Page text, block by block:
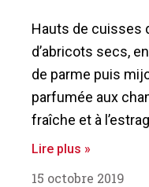
Hauts de cuisses
d’abricots secs,
de parme puis
parfumée aux
fraîche et à
Lire plus »
15 octobre 2019